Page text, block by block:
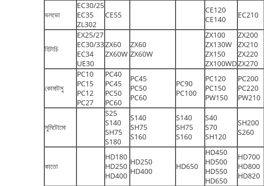
ভলভো
EC30/25
EC35
ZL302
CE55
CE120
CE140
EC210
হিটাচি
EX25/27
EC30/33
EC34
UE30
ZX60
ZX60W
ZX60
ZX60W
ZX100
ZX130W
ZX150
ZX100WD
ZX200
ZX210
ZX220
ZX270
কোমাটসু
PC10
PC15
PC12
PC27
PC40
PC45
PC50
PC60
PC45
PC50
PC60
PC90
PC100
PC120
PC150
PW150
PC200
PC220
PW210
সুমিটোমো
S25
S140
SH75
S180
S140
SH75
S160
S140
SH75
S160
S40
S70
SH120
SH200
S260
কাতো
HD180
HD250
HD400
HD250
HD400
HD650
HD450
HD500
HD550
HD650
HD700
HD800
HD820